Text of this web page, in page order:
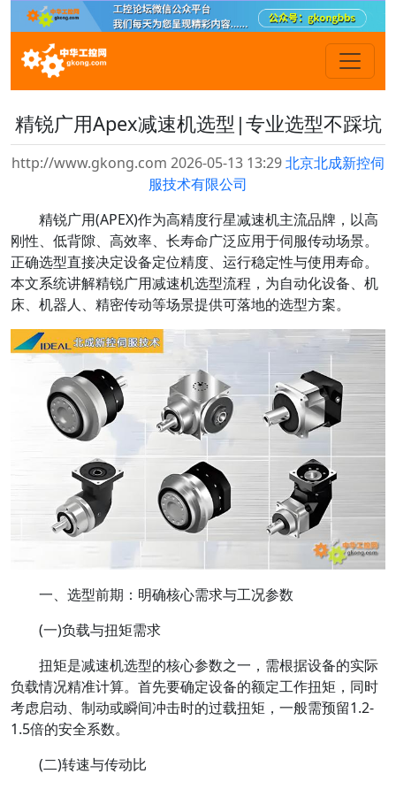
精锐广用Apex减速机选型|专业选型不踩坑
http://www.gkong.com 2026-05-13 13:29北京北成新控伺
服技术有限公司
精锐广用(APEX)作为高精度行星减速机主流品牌，以高
刚性、低背隙、高效率、长寿命广泛应用于伺服传动场景。
正确选型直接决定设备定位精度、运行稳定性与使用寿命。
本文系统讲解精锐广用减速机选型流程，为自动化设备、机
床、机器人、精密传动等场景提供可落地的选型方案。
一、选型前期：明确核心需求与工况参数
(一)负载与扭矩需求
扭矩是减速机选型的核心参数之一，需根据设备的实际
负载情况精准计算。首先要确定设备的额定工作扭矩，同时
考虑启动、制动或瞬间冲击时的过载扭矩，一般需预留1.2-
1.5倍的安全系数。
(二)转速与传动比